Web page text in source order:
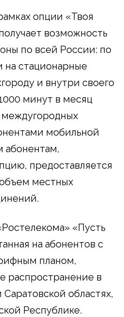
опции «Твоя
возможность
по всей России: по
на стационарные
и внутри своего
минут в месяц
мобильной
абонентам,
предоставляется
местных
«Пусть
на абонентов с
планом,
распространение в
областях,
Республике.